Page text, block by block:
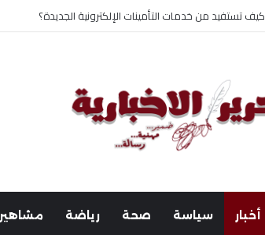
أحمد جابر حسين طه معلم القرآن لغير الناطقين من أسوان
أخبار سياسة صحة رياضة مشاهير